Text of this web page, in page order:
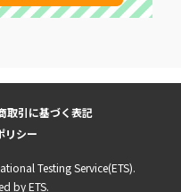
取引に基づく表記
リシー
Testing Service(ETS).
by ETS.